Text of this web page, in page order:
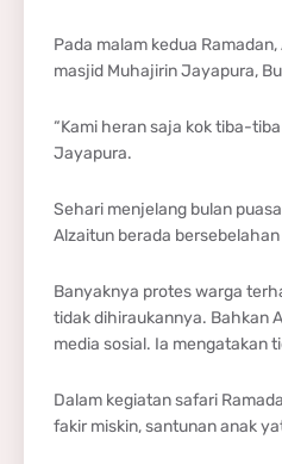
Pada malam kedua
masjid Muhajirin Jayapura,
“Kami heran saja kok tiba-
Jayapura.
Sehari menjelang bulan
Alzaitun berada
Banyaknya protes warga
tidak dihiraukannya. Bahkan
media sosial. Ia mengatakan
Dalam kegiatan safari
fakir miskin, santunan anak